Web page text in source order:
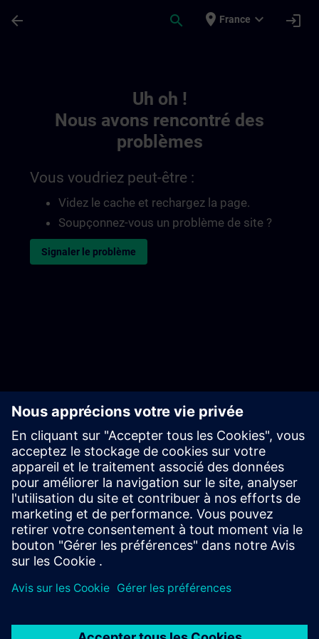
arrow_back search place France expand_more login
Uh oh !
Nous avons rencontré des
problèmes
Vous voudriez peut-être :
Videz le cache et rechargez la page.
Soupçonnez-vous un problème de site ?
Signaler le problème